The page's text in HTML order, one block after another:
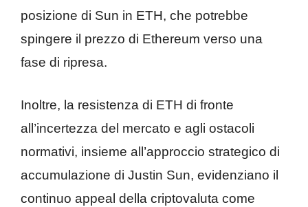
posizione di Sun in ETH, che potrebbe
spingere il prezzo di Ethereum verso una
fase di ripresa.
Inoltre, la resistenza di ETH di fronte
all’incertezza del mercato e agli ostacoli
normativi, insieme all’approccio strategico di
accumulazione di Justin Sun, evidenziano il
continuo appeal della criptovaluta come